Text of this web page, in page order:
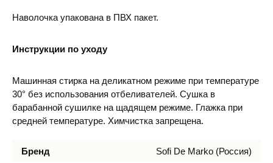
Наволочка упакована в ПВХ пакет.
Инструкции по уходу
Машинная стирка на деликатном режиме при температуре
30° без использования отбеливателей. Сушка в
барабанной сушилке на щадящем режиме. Глажка при
средней температуре. Химчистка запрещена.
Бренд Sofi De Marko (Россия)